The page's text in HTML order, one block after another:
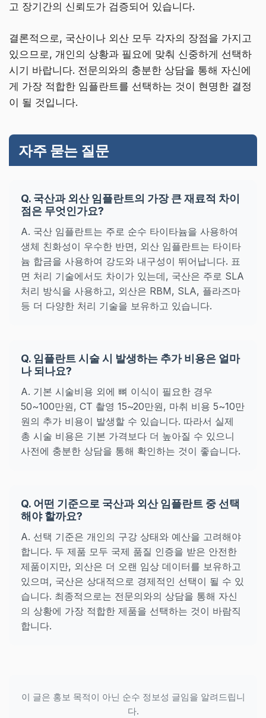
고 장기간의 신뢰도가 검증되어 있습니다.
결론적으로, 국산이나 외산 모두 각자의 장점을 가지고
있으므로, 개인의 상황과 필요에 맞춰 신중하게 선택하
시기 바랍니다. 전문의와의 충분한 상담을 통해 자신에
게 가장 적합한 임플란트를 선택하는 것이 현명한 결정
이 될 것입니다.
자주 묻는 질문
Q. 국산과 외산 임플란트의 가장 큰 재료적 차이
점은 무엇인가요?
A. 국산 임플란트는 주로 순수 타이타늄을 사용하여
생체 친화성이 우수한 반면, 외산 임플란트는 타이타
늄 합금을 사용하여 강도와 내구성이 뛰어납니다. 표
면 처리 기술에서도 차이가 있는데, 국산은 주로 SLA
처리 방식을 사용하고, 외산은 RBM, SLA, 플라즈마
등 더 다양한 처리 기술을 보유하고 있습니다.
Q. 임플란트 시술 시 발생하는 추가 비용은 얼마
나 되나요?
A. 기본 시술비용 외에 뼈 이식이 필요한 경우
50~100만원, CT 촬영 15~20만원, 마취 비용 5~10만
원의 추가 비용이 발생할 수 있습니다. 따라서 실제
총 시술 비용은 기본 가격보다 더 높아질 수 있으니
사전에 충분한 상담을 통해 확인하는 것이 좋습니다.
Q. 어떤 기준으로 국산과 외산 임플란트 중 선택
해야 할까요?
A. 선택 기준은 개인의 구강 상태와 예산을 고려해야
합니다. 두 제품 모두 국제 품질 인증을 받은 안전한
제품이지만, 외산은 더 오랜 임상 데이터를 보유하고
있으며, 국산은 상대적으로 경제적인 선택이 될 수 있
습니다. 최종적으로는 전문의와의 상담을 통해 자신
의 상황에 가장 적합한 제품을 선택하는 것이 바람직
합니다.
이 글은 홍보 목적이 아닌 순수 정보성 글임을 알려드립니
다.